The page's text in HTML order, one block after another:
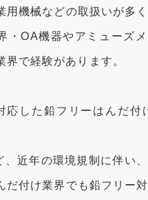
用機械などの取扱いが多
・OA機器やアミューズ
界で経験があります。
応した鉛フリーはんだ付
、近年の環境規制に伴い、
だ付け業界でも鉛フリー